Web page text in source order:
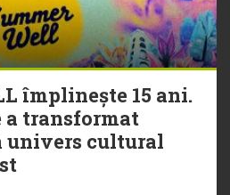
împlinește 15 ani.
a transformat
univers cultural